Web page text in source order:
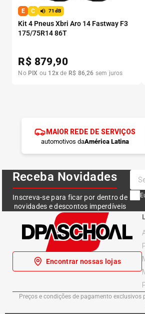
E C 71dB
Kit 4 Pneus Xbri Aro 14 Fastway F3
175/75R14 86T
R$ 879,90
No PIX ou 12x de R$ 86,26 sem juros
MAIOR REDE DE SERVIÇOS
automotivos daAmérica Latina
Receba Novidades
Inscreva-se para ficar por dentro de
novidades e descontos imperdíveis
Encontrar nossas lojas
Preços e condições de pagamento